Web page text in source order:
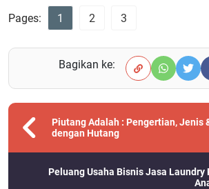
Pages:
1 2 3
Bagikan ke:
Piutang Adalah : Pengertian, Jenis
dengan Hutang
Peluang Usaha Bisnis Jasa Laundry